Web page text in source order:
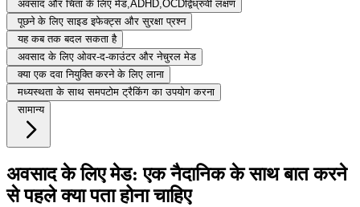
अवसाद और चिंता के लिए मेड,ADHD,OCDद्विध्रुवी लक्षण
पूछने के लिए साइड इफेक्ट्स और सुरक्षा प्रश्न
यह कब तक बदल सकता है
अवसाद के लिए ओवर-द-काउंटर और नेचुरल मेड
क्या एक दवा नियुक्ति करने के लिए लाना
मध्यस्थता के साथ समपटोम ट्रैकिंग का उपयोग करना
सामान्य
अवसाद के लिए मेड: एक नैदानिक के साथ बात करने
से पहले क्या पता होना चाहिए